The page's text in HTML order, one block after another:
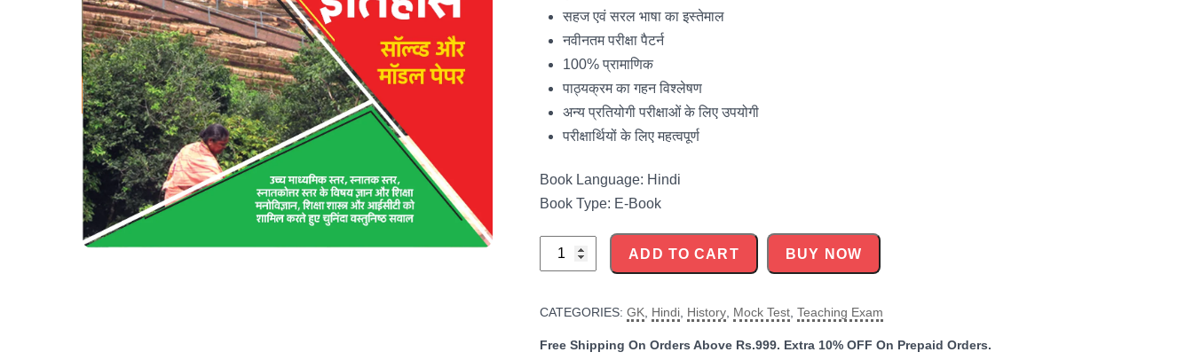
सहज एवं सरल भाषा का इस्तेमाल
नवीनतम परीक्षा पैटर्न
100% प्रामाणिक
पाठ्यक्रम का गहन विश्लेषण
अन्य प्रतियोगी परीक्षाओं के लिए उपयोगी
परीक्षार्थियों के लिए महत्वपूर्ण
Book Language: Hindi
Book Type: E-Book
RPSC
Lecture
Education)
History
ADD TO CART BUY NOW
CATEGORIES:GK, Hindi, History, Mock Test,Teaching Exam